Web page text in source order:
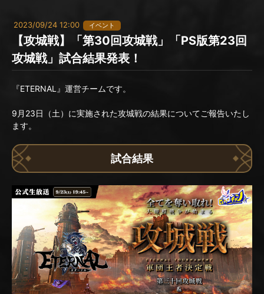
2023/09/24 12:00 イベント
【攻城戦】「第30回攻城戦」「PS版第23回
攻城戦」試合結果発表！
『ETERNAL』運営チームです。
9月23日（土）に実施された攻城戦の結果についてご報告いたし
ます。
試合結果